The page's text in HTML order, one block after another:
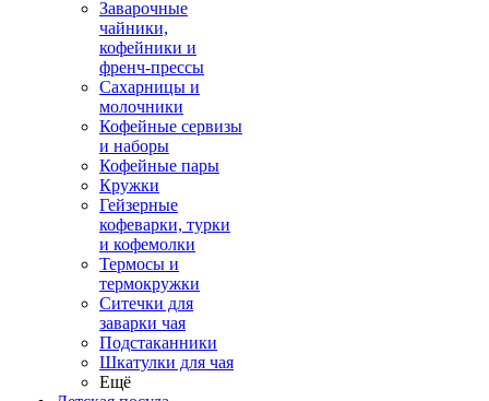
Заварочные
чайники,
кофейники и
френч-прессы
Сахарницы и
молочники
Кофейные сервизы
и наборы
Кофейные пары
Кружки
Гейзерные
кофеварки, турки
и кофемолки
Термосы и
термокружки
Ситечки для
заварки чая
Подстаканники
Шкатулки для чая
Ещё